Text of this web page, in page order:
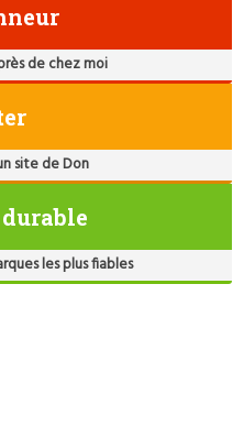
de chez moi
site de Don
les plus fiables